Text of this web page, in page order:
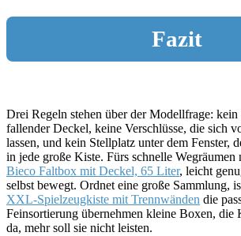
Fazit
Drei Regeln stehen über der Modellfrage: kein
fallender Deckel, keine Verschlüsse, die sich
lassen, und kein Stellplatz unter dem Fenster,
in jede große Kiste. Fürs schnelle Wegräumen
Bieco Faltbox mit Deckel, 65 Liter, leicht
selbst bewegt. Ordnet eine große Sammlung,
XXL-Spielzeugkiste mit Trennwänden die
Feinsortierung übernehmen kleine Boxen, die
da, mehr soll sie nicht leisten.